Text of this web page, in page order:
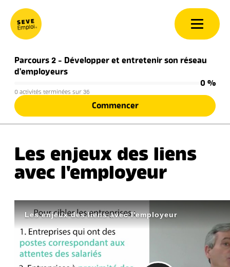
Parcours 2 - Développer et entretenir son réseau
d'employeurs
0 %
0 activités terminées sur 36
Commencer
Les enjeux des liens
avec l'employeur